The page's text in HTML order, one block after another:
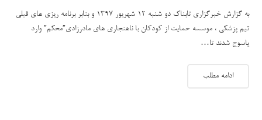
به گزارش خبرگزاری تابناک دو شنبه 12 شهریور 1397 و بنابر برنامه ریزی های قبلی
تیم پزشکی ، موسسه حمایت از کودکان با ناهنجاری های مادرزادی”محکم” وارد
یاسوج شدند تا…
ادامه مطلب